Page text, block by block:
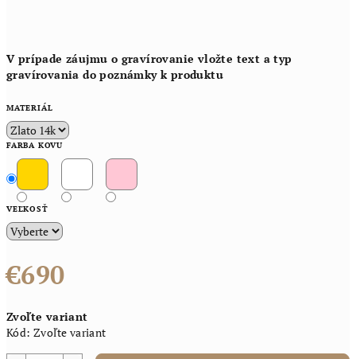
V prípade záujmu o gravírovanie vložte text a typ
gravírovania do poznámky k produktu
MATERIÁL
FARBA KOVU
VEĽKOSŤ
€690
cena:
Zvoľte variant
Kód: Zvoľte variant